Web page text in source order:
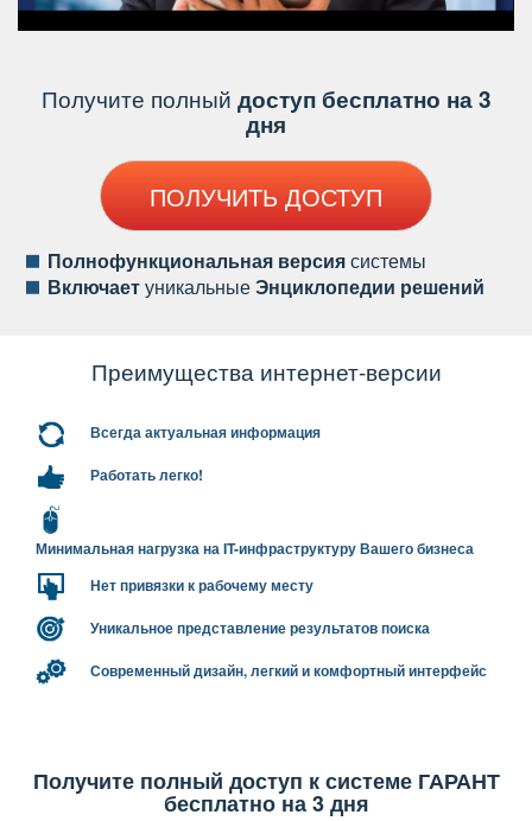
Получите полный доступ бесплатно на 3
дня
ПОЛУЧИТЬ ДОСТУП
Полнофункциональная версиясистемы
ключаетуникальныеЭнциклопедии решений
Преимущества интернет-версии
сегда актуальная информация
Работать легко!
Минимальная нагрузка на IT-инфраструктуру Вашего бизнеса
Нет привязки к рабочему месту
Уникальное представление результатов поиска
Современный дизайн, легкий и комфортный интерфейс
Получите полный доступ к системе ГАРАНТ
есплатно на 3 дня